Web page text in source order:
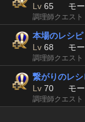
Lv 65 モ
調理師クエスト
本場のレシピ
Lv 68 モ
調理師クエスト
繋がりのレシ
Lv 70 モ
調理師クエスト